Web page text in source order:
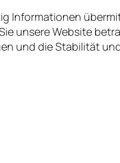
Informationen
unsere Website
und die Stabilität